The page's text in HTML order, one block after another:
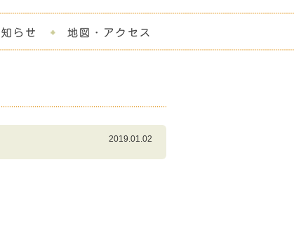
2019.01.02